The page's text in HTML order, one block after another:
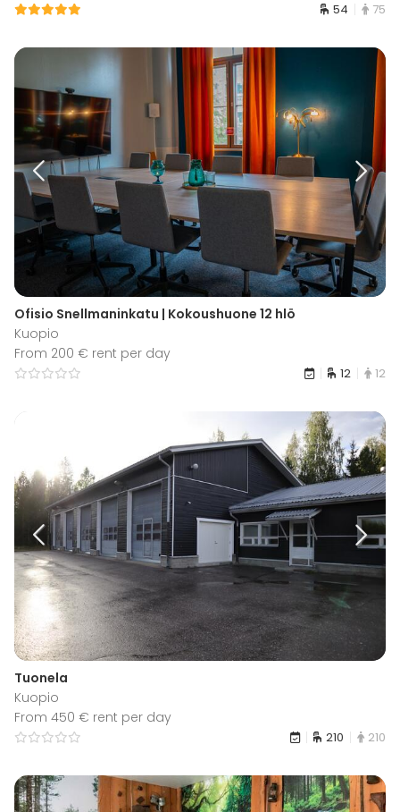
54 75
Ofisio Snellmaninkatu | Kokoushuone 12 hlö
Kuopio
From 200 € rent per day
12 12
Tuonela
Kuopio
From 450 € rent per day
210 210